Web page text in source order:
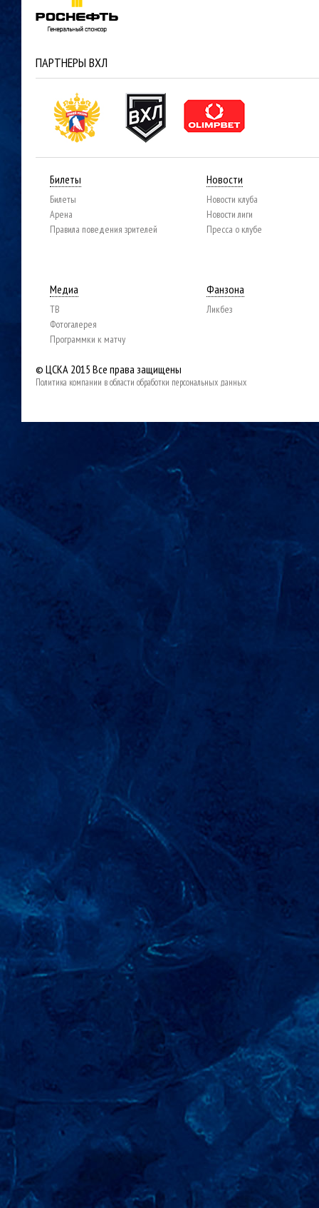
ПАРТНЕРЫ ВХЛ
Билеты
Билеты
Арена
Правила поведения зрителей
Новости
Новости клуба
Новости лиги
Пресса о клубе
Медиа
ТВ
Фотогалерея
Программки к матчу
Фанзона
Ликбез
© ЦСКА 2015 Все права защищены
Политика компании в области обработки персональных данных